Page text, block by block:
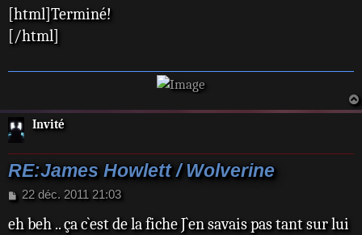
s
s
a
e
[html]Terminé!
[/html]
Invité
RE:James Howlett / Wolverine
M
s
22 déc. 2011 21:03
eh beh .. ça c`est de la fiche J`en savais pas tant sur lui